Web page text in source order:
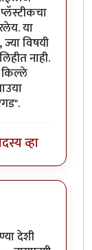
या
विषयी
नाही.
व्हा
देशी